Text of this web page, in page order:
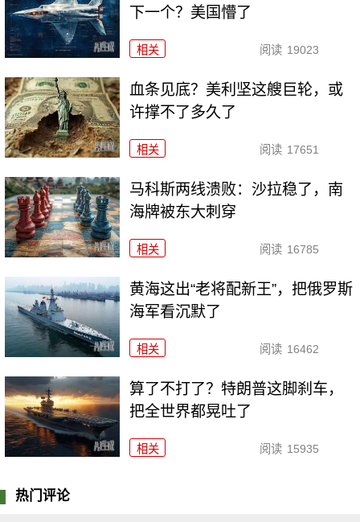
下一个？美国懵了
相关 阅读 19023
血条见底？美利坚这艘巨轮，或
许撑不了多久了
相关 阅读 17651
马科斯两线溃败：沙拉稳了，南
海牌被东大刺穿
相关 阅读 16785
黄海这出“老将配新王”，把俄罗斯
海军看沉默了
相关 阅读 16462
算了不打了？特朗普这脚刹车，
把全世界都晃吐了
相关 阅读 15935
热门评论